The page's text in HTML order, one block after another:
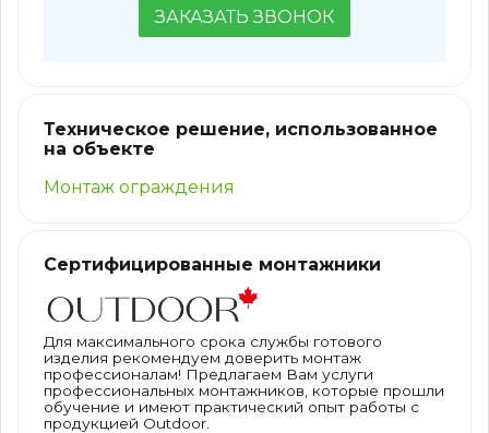
ЗАКАЗАТЬ ЗВОНОК
Техническое решение, использованное
на объекте
Монтаж ограждения
Сертифицированные монтажники
Для максимального срока службы готового
изделия рекомендуем доверить монтаж
профессионалам! Предлагаем Вам услуги
профессиональных монтажников, которые прошли
обучение и имеют практический опыт работы с
продукцией Outdoor.